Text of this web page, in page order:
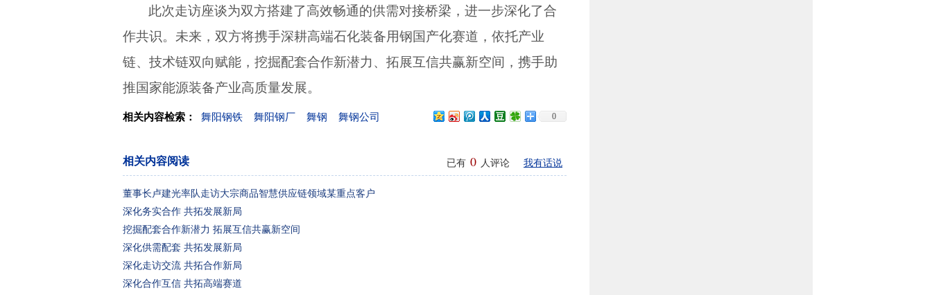
此次走访座谈为双方搭建了高效畅通的供需对接桥梁，进一步深化了合
作共识。未来，双方将携手深耕高端石化装备用钢国产化赛道，依托产业
链、技术链双向赋能，挖掘配套合作新潜力、拓展互信共赢新空间，携手助
推国家能源装备产业高质量发展。
0
相关内容检索： 舞阳钢铁 舞阳钢厂 舞钢
舞钢公司
舞钢中厚板
已有 0 人评论 我有话说
相关内容阅读
董事长卢建光率队走访大宗商品智慧供应链领域某重点客户
深化务实合作 共拓发展新局
挖掘配套合作新潜力 拓展互信共赢新空间
深化供需配套 共拓发展新局
深化走访交流 共拓合作新局
深化合作互信 共拓高端赛道